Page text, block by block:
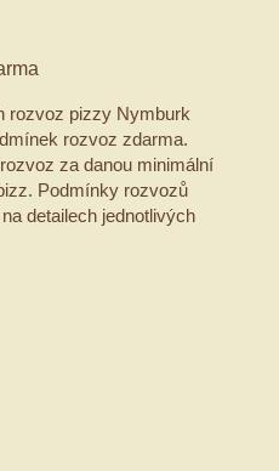
rozvoz pizzy Nymburk
rozvoz zdarma.
za danou minimální
Podmínky rozvozů
detailech jednotlivých